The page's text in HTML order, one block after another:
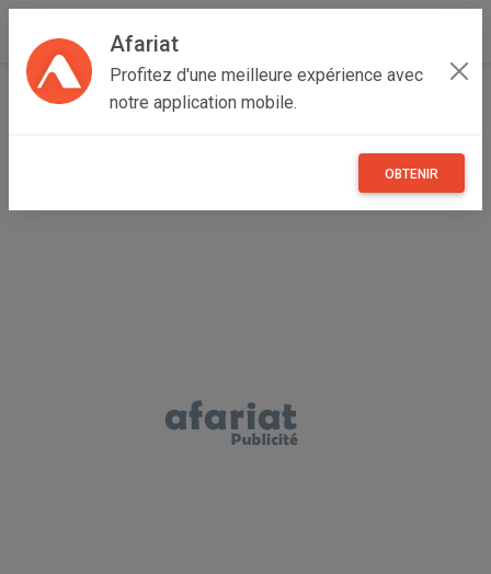
Afariat
Profitez d'une meilleure expérience avec
notre application mobile.
OBTENIR
Accueil Immobilier Cap bon - Sahel